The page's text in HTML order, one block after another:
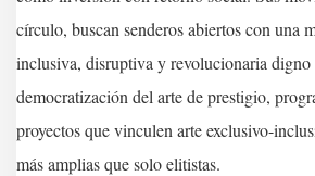
círculo, buscan senderos abiertos con una
inclusiva, disruptiva y revolucionaria digno
democratización del arte de prestigio,
proyectos que vinculen arte exclusivo-
más amplias que solo elitistas.